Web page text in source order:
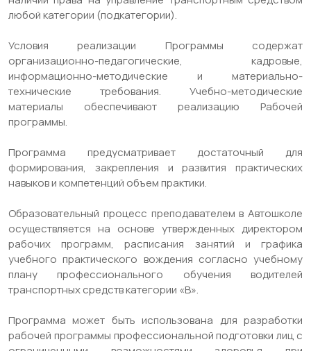
любой категории (подкатегории).
Условия реализации Программы содержат
организационно-педагогические, кадровые,
информационно-методические и материально-
технические требования. Учебно-методические
материалы обеспечивают реализацию Рабочей
программы.
Программа предусматривает достаточный для
формирования, закрепления и развития практических
навыков и компетенций объем практики.
Образовательный процесс преподавателем в Автошколе
осуществляется на основе утвержденных директором
рабочих программ, расписания занятий и графика
учебного практического вождения согласно учебному
плану профессионального обучения водителей
транспортных средств категории «В».
Программа может быть использована для разработки
рабочей программы профессиональной подготовки лиц с